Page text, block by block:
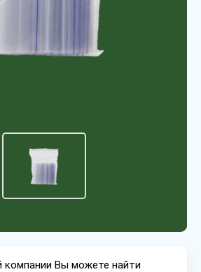
компании Вы можете найти